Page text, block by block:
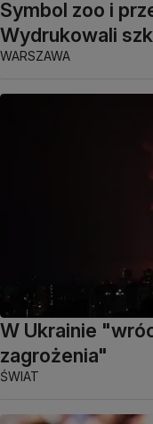
Symbol zoo i
Wydrukowali
WARSZAWA
W Ukrainie
zagrożenia"
ŚWIAT